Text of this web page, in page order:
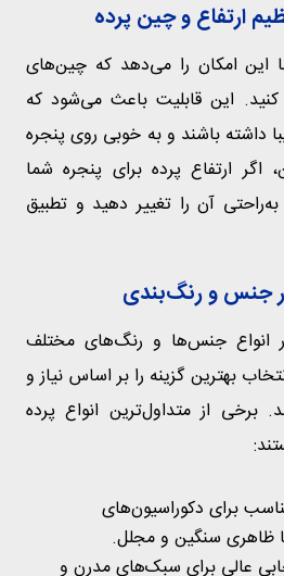
این امکان را می‌دهد که چین‌های
کنید. این قابلیت باعث می‌شود که
داشته باشند و به خوبی روی پنجره
اگر ارتفاع پرده برای پنجره شما
آن را تغییر دهید و تطبیق
انواع جنس‌ها و رنگ‌های مختلف
بهترین گزینه را بر اساس نیاز و
برخی از متداول‌ترین انواع پرده
برای دکوراسیون‌های
ظاهری سنگین و مجلل.
عالی برای سبک‌های مدرن و